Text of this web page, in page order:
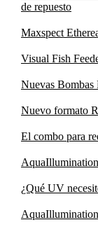
de repuesto
Maxspect
Visual Fish
Nuevas Bombas
Nuevo formato
El combo para
¿Qué UV